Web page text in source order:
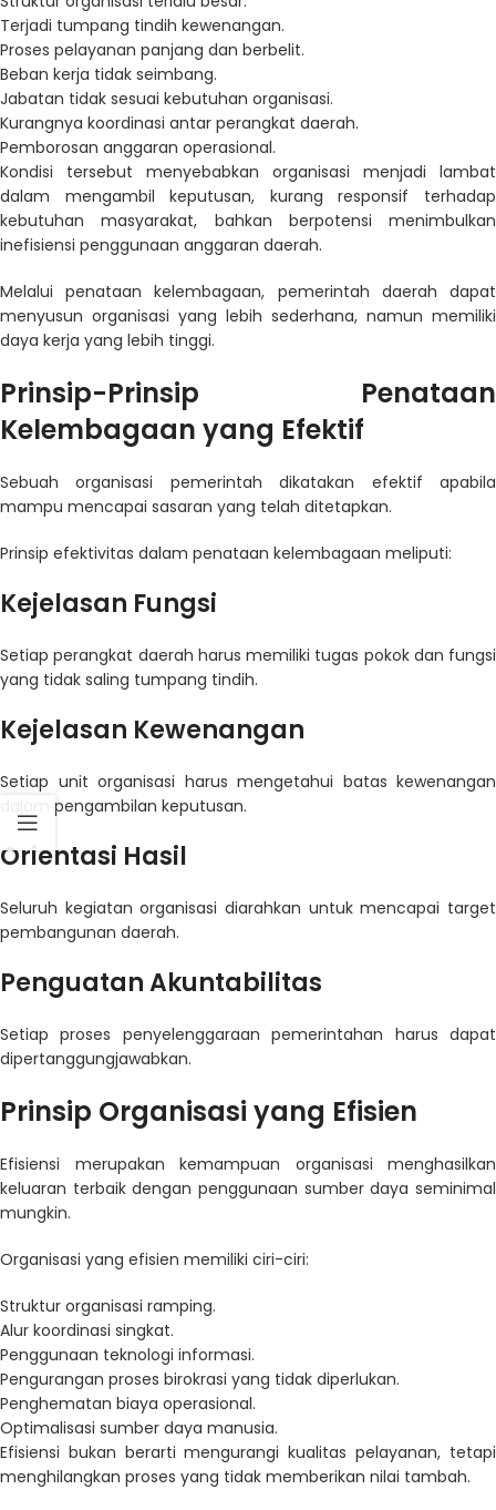
Terjadi tumpang tindih kewenangan.
Proses pelayanan panjang dan berbelit.
Beban kerja tidak seimbang.
Jabatan tidak sesuai kebutuhan organisasi.
Kurangnya koordinasi antar perangkat daerah.
Pemborosan anggaran operasional.
Kondisi tersebut menyebabkan organisasi menjadi lambat
dalam mengambil keputusan, kurang responsif terhadap
kebutuhan masyarakat, bahkan berpotensi menimbulkan
inefisiensi penggunaan anggaran daerah.
Melalui penataan kelembagaan, pemerintah daerah dapat
menyusun organisasi yang lebih sederhana, namun memiliki
daya kerja yang lebih tinggi.
Prinsip-Prinsip Penataan
Kelembagaan yang Efektif
Sebuah organisasi pemerintah dikatakan efektif apabila
mampu mencapai sasaran yang telah ditetapkan.
Prinsip efektivitas dalam penataan kelembagaan meliputi:
Kejelasan Fungsi
Setiap perangkat daerah harus memiliki tugas pokok dan fungsi
yang tidak saling tumpang tindih.
Kejelasan Kewenangan
Setiap unit organisasi harus mengetahui batas kewenangan
dalam pengambilan keputusan.
Orientasi Hasil
Seluruh kegiatan organisasi diarahkan untuk mencapai target
pembangunan daerah.
Penguatan Akuntabilitas
Setiap proses penyelenggaraan pemerintahan harus dapat
dipertanggungjawabkan.
Prinsip Organisasi yang Efisien
Efisiensi merupakan kemampuan organisasi menghasilkan
keluaran terbaik dengan penggunaan sumber daya seminimal
mungkin.
Organisasi yang efisien memiliki ciri-ciri:
Struktur organisasi ramping.
Alur koordinasi singkat.
Penggunaan teknologi informasi.
Pengurangan proses birokrasi yang tidak diperlukan.
Penghematan biaya operasional.
Optimalisasi sumber daya manusia.
Efisiensi bukan berarti mengurangi kualitas pelayanan, tetapi
menghilangkan proses yang tidak memberikan nilai tambah.